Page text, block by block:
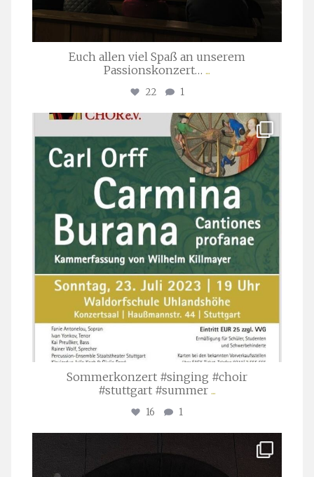
Euch allen viel Spaß an unserem
Passionskonzert… ...
22 1
stuttgarter_oratorienchor
Juli 22
Sommerkonzert #singing #choir
#stuttgart #summer ...
16 1
Apr. 1